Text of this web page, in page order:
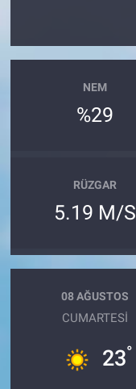
NEM
%29
RÜZGAR
5.19 M/S
08 AĞUSTOS
CUMARTESI
23°